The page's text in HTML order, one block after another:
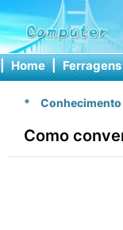
| Home | Ferragens
*
Como